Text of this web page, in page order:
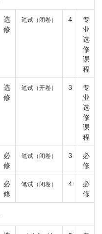
选
修
笔试（闭卷） 4
专
业
选
修
课
程
选
修
笔试（开卷） 3
专
业
选
修
课
程
必
修
笔试（闭卷） 3
必
修
必
修
笔试（闭卷） 4
必
修